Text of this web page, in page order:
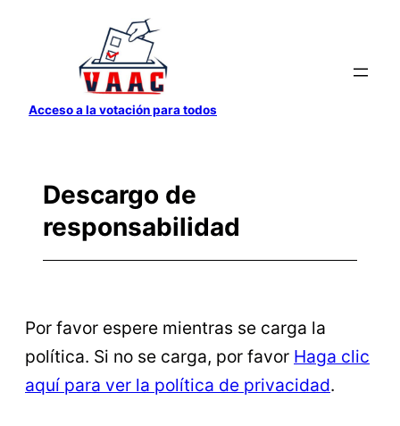
contenido
Acceso a la votación para todos
Descargo de
responsabilidad
Por favor espere mientras se carga la
política. Si no se carga, por favor Haga clic
aquí para ver la política de privacidad.